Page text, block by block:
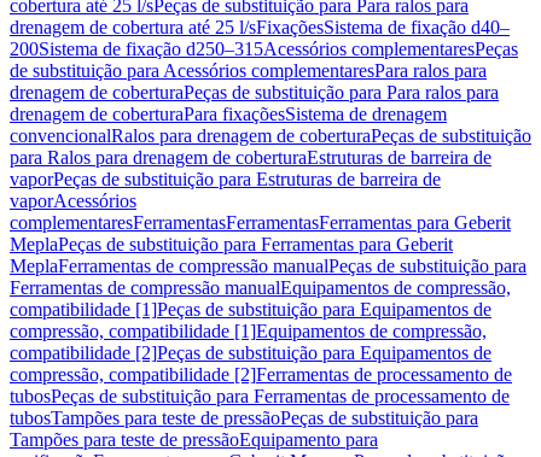
cobertura até 25 l/sPeças de substituição para Para ralos para
drenagem de cobertura até 25 l/sFixaçõesSistema de fixação d40–
200Sistema de fixação d250–315Acessórios complementaresPeças
de substituição para Acessórios complementaresPara ralos para
drenagem de coberturaPeças de substituição para Para ralos para
drenagem de coberturaPara fixaçõesSistema de drenagem
convencionalRalos para drenagem de coberturaPeças de substituição
para Ralos para drenagem de coberturaEstruturas de barreira de
vaporPeças de substituição para Estruturas de barreira de
vaporAcessórios
complementaresFerramentasFerramentasFerramentas para Geberit
MeplaPeças de substituição para Ferramentas para Geberit
MeplaFerramentas de compressão manualPeças de substituição para
Ferramentas de compressão manualEquipamentos de compressão,
compatibilidade [1]Peças de substituição para Equipamentos de
compressão, compatibilidade [1]Equipamentos de compressão,
compatibilidade [2]Peças de substituição para Equipamentos de
compressão, compatibilidade [2]Ferramentas de processamento de
tubosPeças de substituição para Ferramentas de processamento de
tubosTampões para teste de pressãoPeças de substituição para
Tampões para teste de pressãoEquipamento para